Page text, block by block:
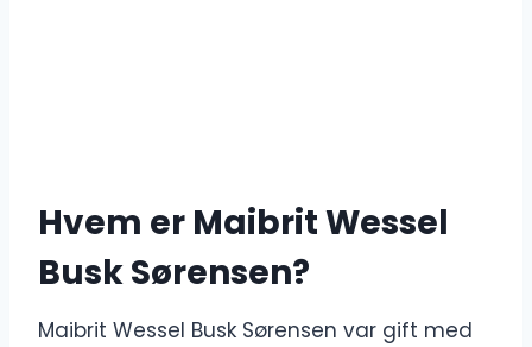
Hvem er Maibrit Wessel
Busk Sørensen?
Maibrit Wessel Busk Sørensen var gift med